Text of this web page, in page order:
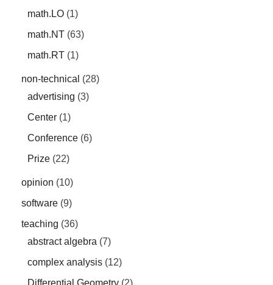
math.LO (1)
math.NT (63)
math.RT (1)
non-technical (28)
advertising (3)
Center (1)
Conference (6)
Prize (22)
opinion (10)
software (9)
teaching (36)
abstract algebra (7)
complex analysis (12)
Differential Geometry (2)